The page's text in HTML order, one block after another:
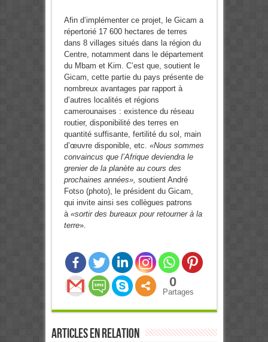
Afin d’implémenter ce projet, le Gicam a
répertorié 17 600 hectares de terres
dans 8 villages situés dans la région du
Centre, notamment dans le département
du Mbam et Kim. C’est que, soutient le
Gicam, cette partie du pays présente de
nombreux avantages par rapport à
d’autres localités et régions
camerounaises : existence du réseau
routier, disponibilité des terres en
quantité suffisante, fertilité du sol, main
d’œuvre disponible, etc. «Nous sommes
convaincus que l’Afrique deviendra le
grenier de la planète au cours des
prochaines années», soutient André
Fotso (photo), le président du Gicam,
qui invite ainsi ses collègues patrons
à «sortir des bureaux pour retourner à la
terre».
0
Partages
Articles en relation